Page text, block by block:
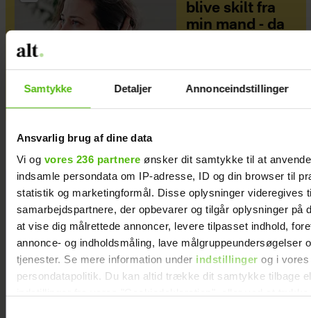
Samtykke Detaljer Annonceindstillinger
Ansvarlig brug af dine data
Vi og vores 236 partnere ønsker dit samtykke til at
indsamle persondata om IP-adresse, ID og din browser til
statistik og marketingformål. Disse oplysninger videregives
samarbejdspartnere, der opbevarer og tilgår oplysninger på
at vise dig målrettede annoncer, levere tilpasset indhold,
annonce- og indholdsmåling, lave målgruppeundersøgelser
tjenester. Se mere information under indstillinger og i vores
persondatapolitik. Du kan altid trække dit samtykke tilbage
blive skilt fra
min mand - da
fik jeg et chok